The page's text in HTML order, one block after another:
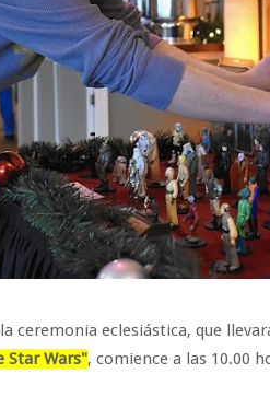
ceremonia eclesiástica, que
Star Wars", comience a las 10.00